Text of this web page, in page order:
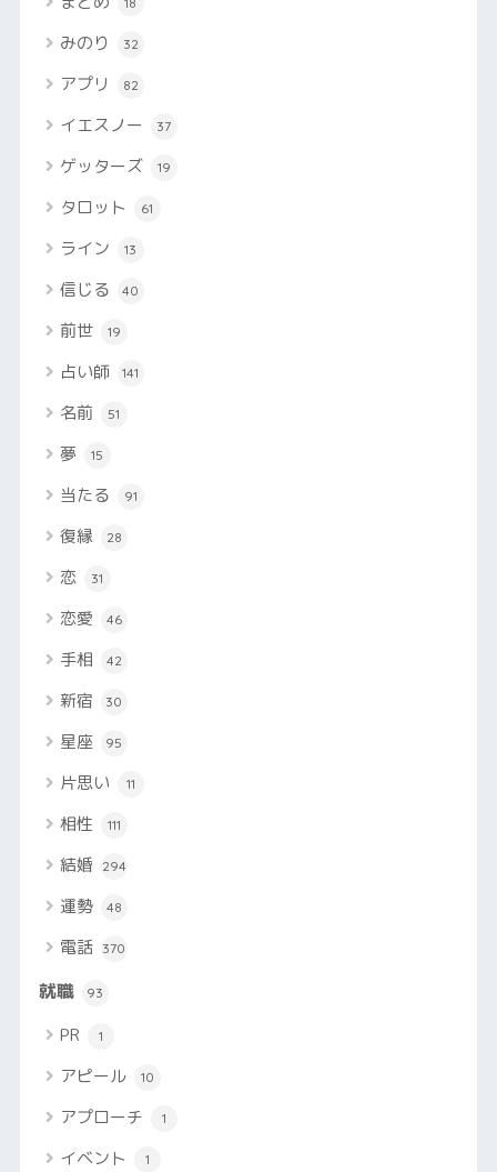
みのり 32
アプリ 82
イエスノー 37
ゲッターズ 19
タロット 61
ライン 13
信じる 40
前世 19
占い師 141
名前 51
夢 15
当たる 91
復縁 28
恋 31
恋愛 46
手相 42
新宿 30
星座 95
片思い 11
相性 111
結婚 294
運勢 48
電話 370
就職 93
PR 1
アピール 10
アプローチ 1
イベント 1